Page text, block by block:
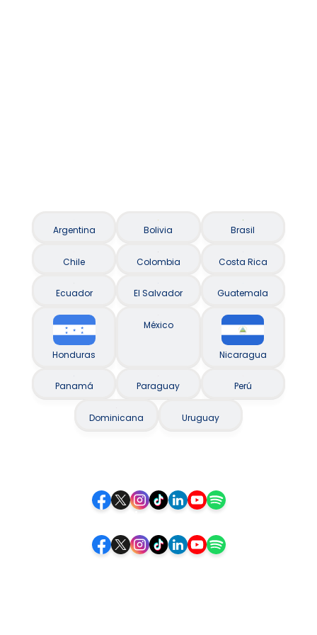
Argentina Bolivia Brasil
Chile Colombia Costa Rica
Ecuador El Salvador Guatemala
Honduras
México
Nicaragua
Panamá Paraguay Perú
Dominicana Uruguay
Siga-nos